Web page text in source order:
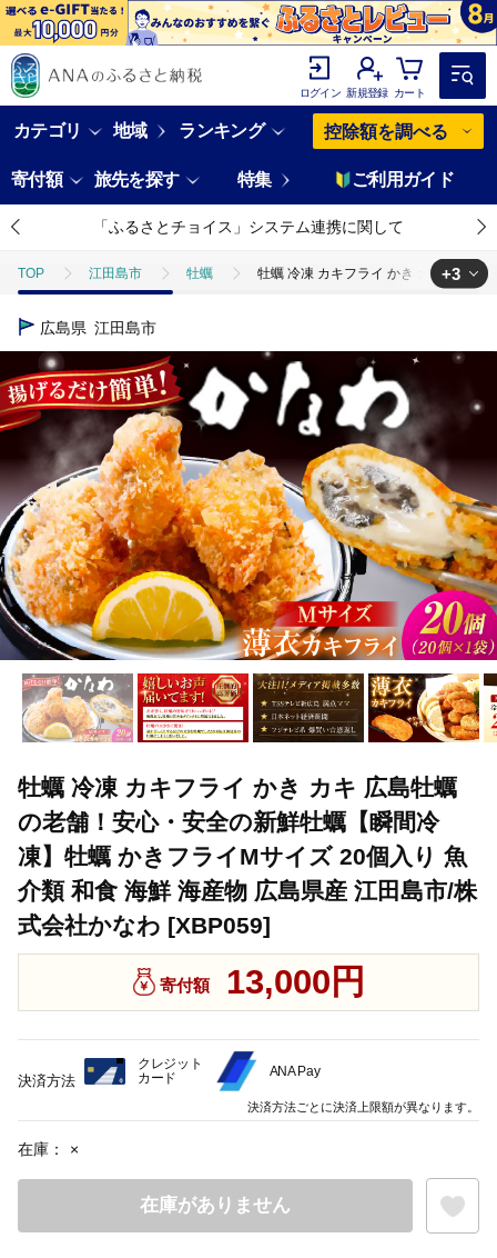
ログイン 新規登録 カート
カテゴリ 地域 ランキング 控除額を調べる
寄付額 旅先を探す 特集 ご利用ガイド
「ふるさとチョイス」システム連携に関して
TOP 江田島市 牡蠣 牡蠣 冷凍 カキフライ かき カキ 広島牡
TOP
TOP 牡蠣 冷凍 カキフライ かき カキ 広島牡
TOP 魚介類 貝類 カキ 牡蠣 冷凍 カキフライ かき カ
+3
広島県 江田島市
牡蠣 冷凍 カキフライ かき カキ 広島牡蠣
の老舗！安心・安全の新鮮牡蠣【瞬間冷
凍】牡蠣 かきフライMサイズ 20個入り 魚
介類 和食 海鮮 海産物 広島県産 江田島市/株
式会社かなわ [XBP059]
寄付額 13,000円
在庫： ×
在庫がありません
決済方法
クレジット
カード
ANA Pay
決済方法ごとに決済上限額が異なります。